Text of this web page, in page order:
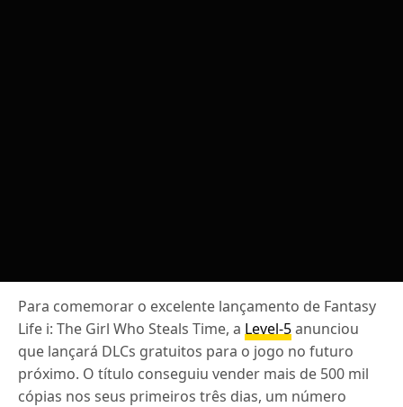
Para comemorar o excelente lançamento de Fantasy
Life i: The Girl Who Steals Time, a Level-5anunciou
que lançará DLCs gratuitos para o jogo no futuro
próximo. O título conseguiu vender mais de 500 mil
cópias nos seus primeiros três dias, um número